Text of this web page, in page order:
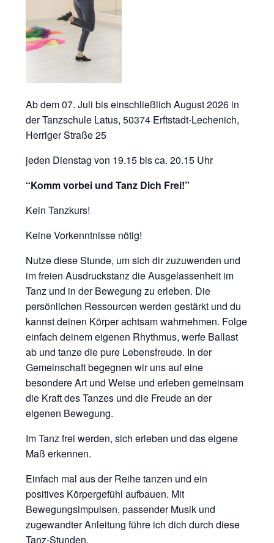
Ab dem 07. Juli bis einschließlich August 2026 in
der Tanzschule Latus, 50374 Erftstadt-Lechenich,
Herriger Straße 25
jeden Dienstag von 19.15 bis ca. 20.15 Uhr
“Komm vorbei und Tanz Dich Frei!”
Kein Tanzkurs!
Keine Vorkenntnisse nötig!
Nutze diese Stunde, um sich dir zuzuwenden und
im freien Ausdruckstanz die Ausgelassenheit im
Tanz und in der Bewegung zu erleben. Die
persönlichen Ressourcen werden gestärkt und du
kannst deinen Körper achtsam wahrnehmen. Folge
einfach deinem eigenen Rhythmus, werfe Ballast
ab und tanze die pure Lebensfreude. In der
Gemeinschaft begegnen wir uns auf eine
besondere Art und Weise und erleben gemeinsam
die Kraft des Tanzes und die Freude an der
eigenen Bewegung.
Im Tanz frei werden, sich erleben und das eigene
Maß erkennen.
Einfach mal aus der Reihe tanzen und ein
positives Körpergefühl aufbauen. Mit
Bewegungsimpulsen, passender Musik und
zugewandter Anleitung führe ich dich durch diese
Tanz-Stunden.